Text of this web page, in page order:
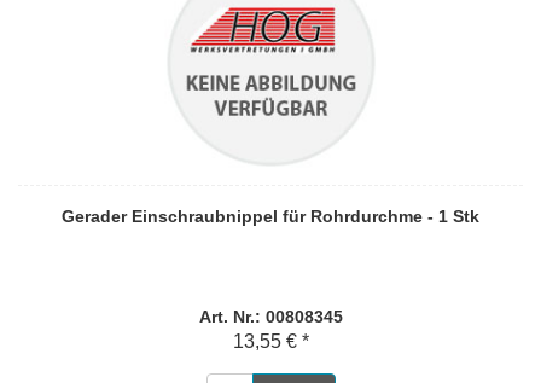
Gerader Einschraubnippel für Rohrdurchme - 1 Stk
Art. Nr.: 00808345
13,55 € *